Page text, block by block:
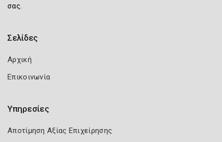
σας.
Σελίδες
Αρχική
Επικοινωνία
Υπηρεσίες
Αποτίμηση Αξίας Επιχείρησης